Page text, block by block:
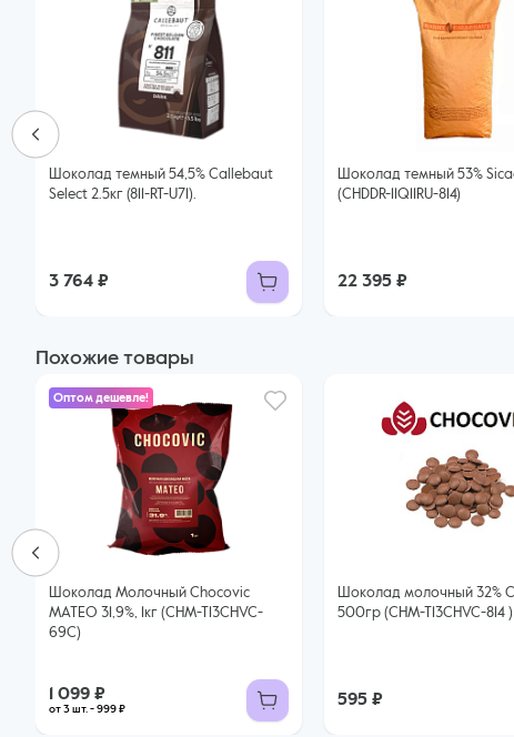
Шоколад темный 54,5% Callebaut
Select 2.5кг (811-RT-U71).
3 764 ₽
Шоколад темный 53% Sicao, 20кг
(CHDDR-11Q11RU-814)
22 395 ₽
Похожие товары
Оптом дешевле!
Шоколад Молочный Chocovic
МАТЕО 31,9%, 1кг (CHM-T13CHVC-
69C)
1 099 ₽
от 3 шт. - 999 ₽
Шоколад молочный 32% Chocovic,
500гр (CHM-T13CHVC-814 )
595 ₽